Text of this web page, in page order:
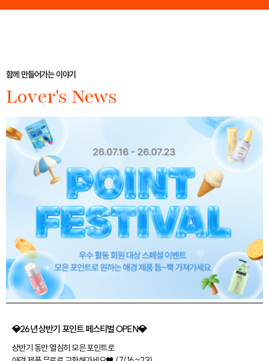
함께 만들어가는 이야기
Lover's News
💎26년 상반기 포인트 페스티벌 OPEN💎
상반기 동안 열심히 모은 포인트로